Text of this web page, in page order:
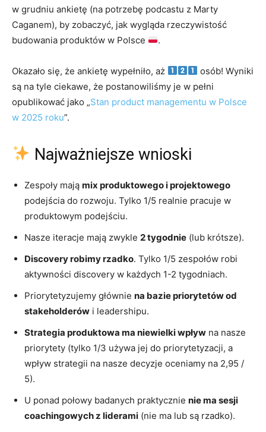
w grudniu ankietę (na potrzebę podcastu z Marty
Caganem), by zobaczyć, jak wygląda rzeczywistość
budowania produktów w Polsce
.
Okazało się, że ankietę wypełniło, aż
osób! Wyniki
są na tyle ciekawe, że postanowiliśmy je w pełni
opublikować jako „Stan product managementu w Polsce
w 2025 roku”.
Najważniejsze wnioski
Zespoły mają mix produktowego i projektowego
podejścia do rozwoju. Tylko 1/5 realnie pracuje w
produktowym podejściu.
Nasze iteracje mają zwykle 2 tygodnie (lub krótsze).
Discovery robimy rzadko. Tylko 1/5 zespołów robi
aktywności discovery w każdych 1-2 tygodniach.
Priorytetyzujemy głównie na bazie priorytetów od
stakeholderów i leadershipu.
Strategia produktowa ma niewielki wpływ na nasze
priorytety (tylko 1/3 używa jej do priorytetyzacji, a
wpływ strategii na nasze decyzje oceniamy na 2,95 /
5).
U ponad połowy badanych praktycznie nie ma sesji
coachingowych z liderami (nie ma lub są rzadko).